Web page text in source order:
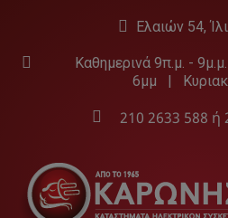
Ελαιών 54,
Καθημερινά 9π.μ. -
6μμ |
210 2633 588 ή